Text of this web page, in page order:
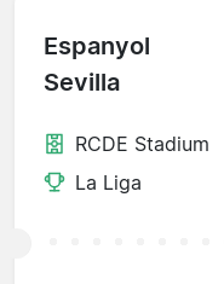
Espanyol
Sevilla
RCDE Stadium
La Liga